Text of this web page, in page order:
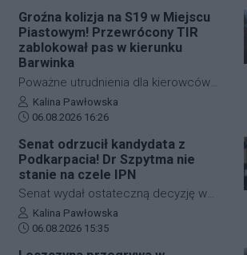
nowej wystawie internetowej. Autorką
projektu "Polska pedagogika
przedszkolna i wczesnoszkolna i jej
twórcy" jest dr Mariola Kinal z Instytutu
Pedagogiki Uniwersytetu
Rzeszowskiego. Ekspozycja jest
dostępna od czwartku, 6 sierpnia.
Groźna kolizja na S19 w Miejscu
Piastowym! Przewrócony TIR
zablokował pas w kierunku
Barwinka
Poważne utrudnienia dla kierowców
jadących w stronę przejścia
granicznego w Barwinku. Na trasie S19
na wysokości Miejsca Piastowego
doszło do zderzenia samochodu
osobowego z ciężarowym. W wyniku
kolizji TIR przewrócił się i zablokował
pas awaryjny oraz wolny. Ruch w
miejscu zdarzenia odbywa się
Autor artykułu:
Kalina Pawłowska
Data dodania artykułu:
06.08.2026 16:26
Senat odrzucił kandydata z
Podkarpacia! Dr Szpytma nie
stanie na czele IPN
Senat wydał ostateczną decyzję w
sprawie obsadzenia stanowiska
prezesa Instytutu Pamięci Narodowej.
Autor artykułu:
Kalina Pawłowska
Data dodania artykułu:
06.08.2026 15:35